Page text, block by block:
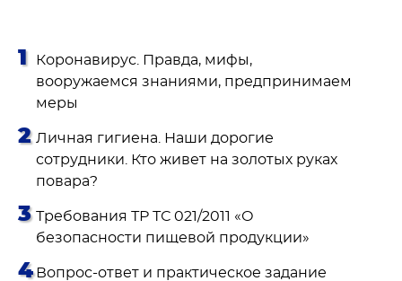
Коронавирус. Правда, мифы,
вооружаемся знаниями, предпринимаем
меры
Личная гигиена. Наши дорогие
сотрудники. Кто живет на золотых руках
повара?
Требования ТР ТС 021/2011 «О
безопасности пищевой продукции»
Вопрос-ответ и практическое задание